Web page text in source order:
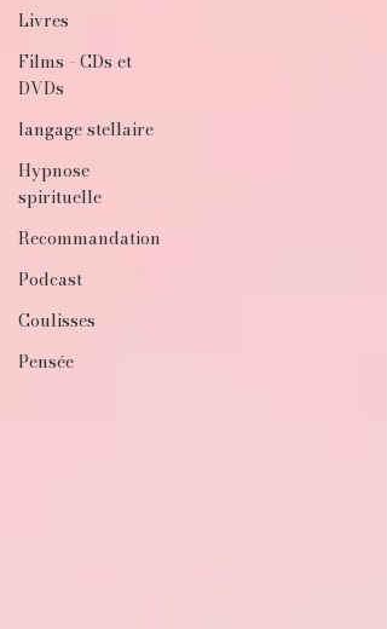
Livres
Films - CDs et
DVDs
langage stellaire
Hypnose
spirituelle
Recommandation
Podcast
Coulisses
Pensée